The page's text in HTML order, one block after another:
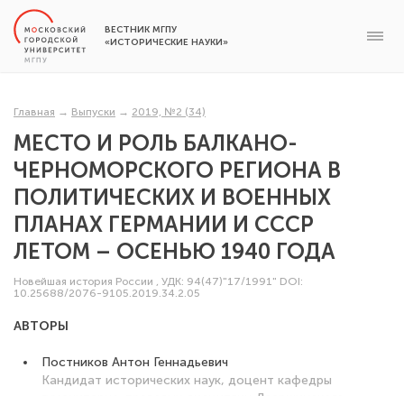
ВЕСТНИК МГПУ
«ИСТОРИЧЕСКИЕ НАУКИ»
Главная → Выпуски → 2019, №2 (34)
МЕСТО И РОЛЬ БАЛКАНО-
ЧЕРНОМОРСКОГО РЕГИОНА В
ПОЛИТИЧЕСКИХ И ВОЕННЫХ
ПЛАНАХ ГЕРМАНИИ И СССР
ЛЕТОМ – ОСЕНЬЮ 1940 ГОДА
Новейшая история России , УДК: 94(47)"17/1991" DOI:
10.25688/2076-9105.2019.34.2.05
АВТОРЫ
Постников Антон Геннадьевич
Кандидат исторических наук, доцент кафедры